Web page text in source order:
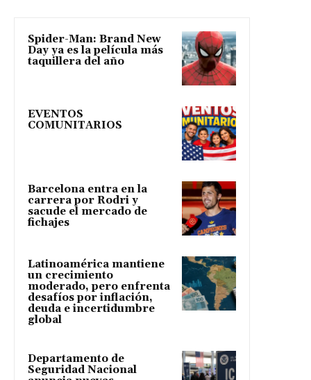
Spider-Man: Brand New
Day ya es la película más
taquillera del año
EVENTOS
COMUNITARIOS
Barcelona entra en la
carrera por Rodri y
sacude el mercado de
fichajes
Latinoamérica mantiene
un crecimiento
moderado, pero enfrenta
desafíos por inflación,
deuda e incertidumbre
global
Departamento de
Seguridad Nacional